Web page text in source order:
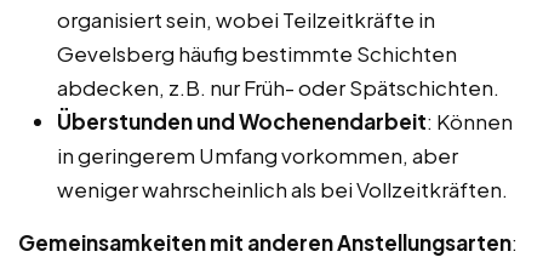
organisiert sein, wobei Teilzeitkräfte in
Gevelsberg häufig bestimmte Schichten
abdecken, z.B. nur Früh- oder Spätschichten.
Überstunden und Wochenendarbeit: Können
in geringerem Umfang vorkommen, aber
weniger wahrscheinlich als bei Vollzeitkräften.
Gemeinsamkeiten mit anderen Anstellungsarten: